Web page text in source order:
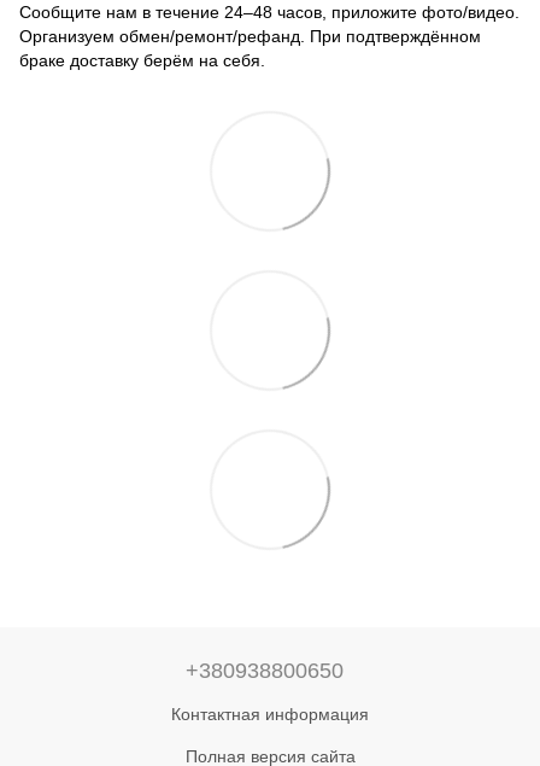
Сообщите нам в течение 24–48 часов, приложите фото/видео.
Организуем обмен/ремонт/рефанд. При подтверждённом
браке доставку берём на себя.
+380938800650
Контактная информация
Полная версия сайта